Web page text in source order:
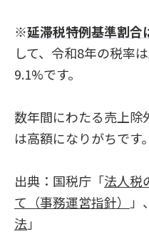
※延滞税特例基準割合
して、令和8年の税率
9.1%です。
数年間にわたる売上除
は高額になりがちです。
出典：国税庁「法人税
て（事務運営指針）
」
法」